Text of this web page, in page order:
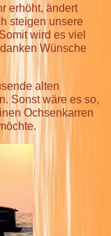
erhöht, ändert
steigen unsere
wird es viel
Wünsche
alten
Sonst wäre es so,
Ochsenkarren